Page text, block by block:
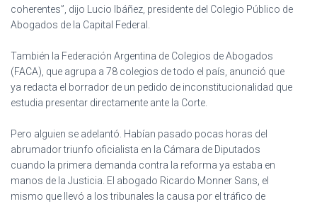
coherentes”, dijo Lucio Ibáñez, presidente del Colegio Público de
Abogados de la Capital Federal.
También la Federación Argentina de Colegios de Abogados
(FACA), que agrupa a 78 colegios de todo el país, anunció que
ya redacta el borrador de un pedido de inconstitucionalidad que
estudia presentar directamente ante la Corte.
Pero alguien se adelantó. Habían pasado pocas horas del
abrumador triunfo oficialista en la Cámara de Diputados
cuando la primera demanda contra la reforma ya estaba en
manos de la Justicia. El abogado Ricardo Monner Sans, el
mismo que llevó a los tribunales la causa por el tráfico de